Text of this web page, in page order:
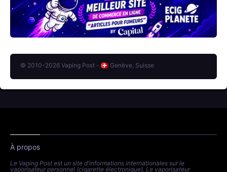
© 2010-2026 Vaping Post - Genève, Suisse
À propos
Le Vaping Post est un site d'informations internationales sur le
vaporisateur personnel (cigarette électronique). Le vaporisateur